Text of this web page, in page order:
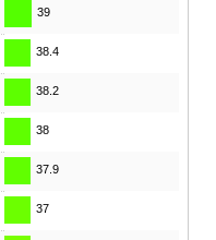
39
38.4
38.2
38
37.9
37